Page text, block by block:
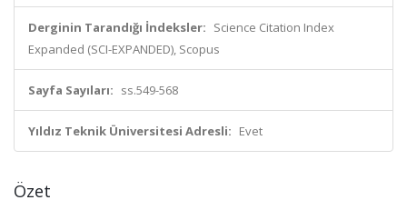
Derginin Tarandığı İndeksler: Science Citation Index
Expanded (SCI-EXPANDED), Scopus
Sayfa Sayıları: ss.549-568
Yıldız Teknik Üniversitesi Adresli: Evet
Özet